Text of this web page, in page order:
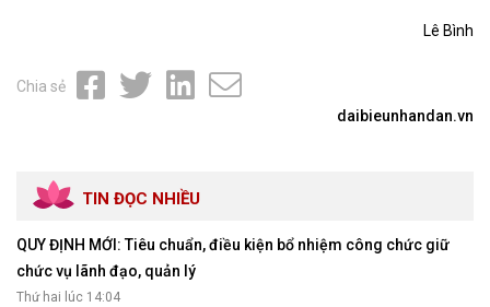
Lê Bình
Chia sẻ
daibieunhandan.vn
TIN ĐỌC NHIỀU
QUY ĐỊNH MỚI: Tiêu chuẩn, điều kiện bổ nhiệm công chức giữ
chức vụ lãnh đạo, quản lý
Thứ hai lúc 14:04